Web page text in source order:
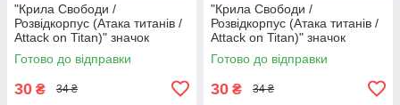
"Крила Свободи /
Розвідкорпус (Атака титанів /
Attack on Titan)" значок
круглий на булавці Ø32 мм
Готово до відправки
30 ₴ 34 ₴
"Крила Свободи /
Розвідкорпус (Атака титанів /
Attack on Titan)" значок
круглий на булавці Ø32 мм
Готово до відправки
30 ₴ 34 ₴